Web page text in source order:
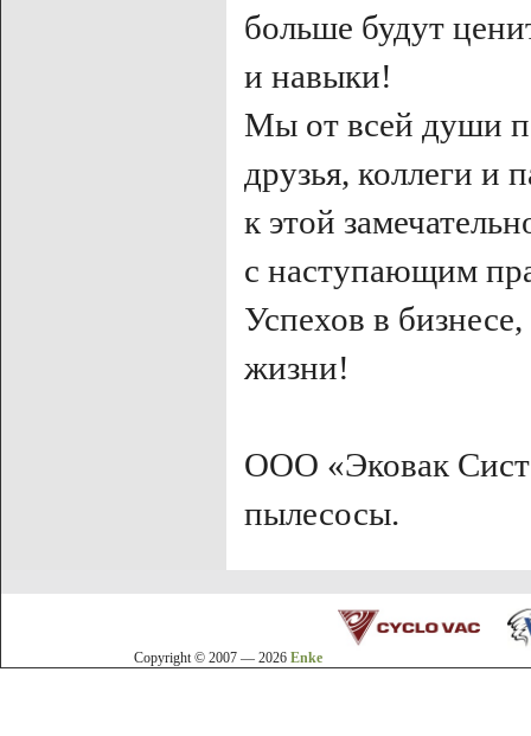
больше будут
и навыки!
Мы от всей души
друзья, коллеги и
к этой
с наступающим
Успехов в
жизни!
ООО «Эковак
пылесосы.
Copyright © 2007 — 2026 Enke